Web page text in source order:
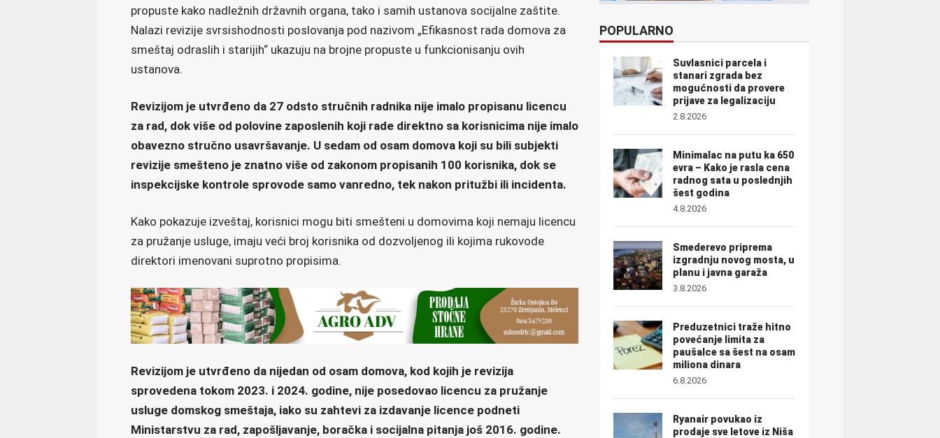
propuste kako nadležnih državnih organa, tako i samih ustanova socijalne zaštite.
Nalazi revizije svrsishodnosti poslovanja pod nazivom „Efikasnost rada domova za
smeštaj odraslih i starijih“ ukazuju na brojne propuste u funkcionisanju ovih
ustanova.
Revizijom je utvrđeno da 27 odsto stručnih radnika nije imalo propisanu licencu
za rad, dok više od polovine zaposlenih koji rade direktno sa korisnicima nije imalo
obavezno stručno usavršavanje. U sedam od osam domova koji su bili subjekti
revizije smešteno je znatno više od zakonom propisanih 100 korisnika, dok se
inspekcijske kontrole sprovode samo vanredno, tek nakon pritužbi ili incidenta.
Kako pokazuje izveštaj, korisnici mogu biti smešteni u domovima koji nemaju licencu
za pružanje usluge, imaju veći broj korisnika od dozvoljenog ili kojima rukovode
direktori imenovani suprotno propisima.
Revizijom je utvrđeno da nijedan od osam domova, kod kojih je revizija
sprovedena tokom 2023. i 2024. godine, nije posedovao licencu za pružanje
usluge domskog smeštaja, iako su zahtevi za izdavanje licence podneti
Ministarstvu za rad, zapošljavanje, boračka i socijalna pitanja još 2016. godine.
POPULARNO
Suvlasnici parcela i
stanari zgrada bez
mogućnosti da provere
prijave za legalizaciju
2.8.2026
Minimalac na putu ka 650
evra – Kako je rasla cena
radnog sata u poslednjih
šest godina
4.8.2026
Smederevo priprema
izgradnju novog mosta, u
planu i javna garaža
3.8.2026
Preduzetnici traže hitno
povećanje limita za
paušalce sa šest na osam
miliona dinara
6.8.2026
Ryanair povukao iz
prodaje sve letove iz Niša